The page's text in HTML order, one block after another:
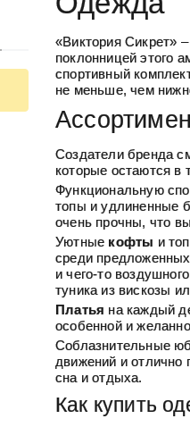
«Виктория Сикрет»
поклонницей этого
спортивный
не меньше, чем
Создатели бренда
которые остаются в
Функциональную
топы и удлиненные
очень прочны, что
Уютные кофты и
среди
и чего-то
туника из вискозы
Платья на каждый
особенной и
Соблазнительные
движений и
сна и отдыха.
Как купить